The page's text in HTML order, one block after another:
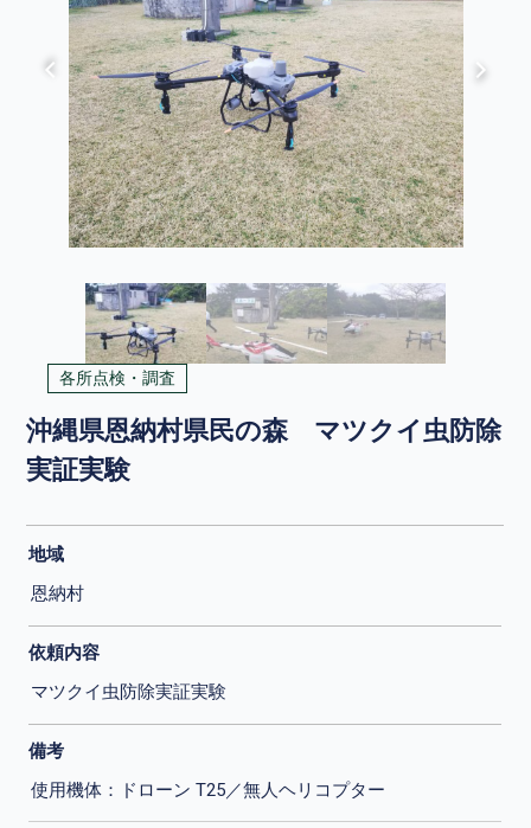
沖縄県恩納村県民の森 マツクイ虫防除
実証実験
各所点検・調査
地域
恩納村
依頼内容
マツクイ虫防除実証実験
備考
使用機体：ドローン T25／無人ヘリコプター